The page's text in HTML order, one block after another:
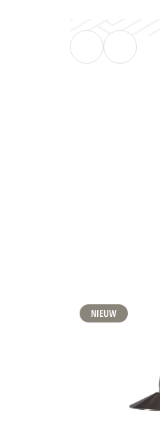
NIEUW